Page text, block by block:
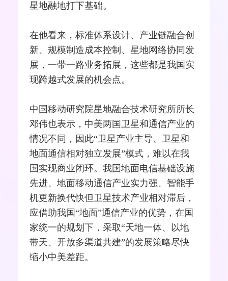
星地融地打下基础。
在他看来，标准体系设计、产业链融合创
新、规模制造成本控制、星地网络协同发
展，一带一路业务拓展，这些都是我国实
现跨越式发展的机会点。
中国移动研究院星地融合技术研究所所长
邓伟也表示，中美两国卫星和通信产业的
情况不同，因此“卫星产业主导、卫星和
地面通信相对独立发展”模式，难以在我
国实现商业闭环。我国地面电信基础设施
先进、地面移动通信产业实力强、 智能手
机更新换代快但卫星技术产业相对滞后，
应借助我国“地面”通信产业的优势，在国
家统一的规划下，采取“天地一体、以地
带天、开放多渠道共建”的发展策略尽快
缩小中美差距。